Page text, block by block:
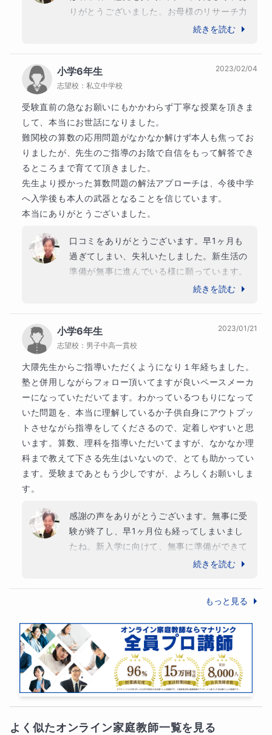
③テスト直し
④質問対応
また他にも、
りがとうございました。お母様のリサーチ力
に私が脱帽する面もあり、その想いが子供さ
す。今回の件を糧に試行錯誤していただき、
いつでも私の経験や知識をシェアさせていた
だければと思います。
引き続き、よろしくお願いいたします。
続きを読む
小学6年生
志望校： 私立中学校
2023/02/04
受験直前の急なお願いにもかかわらず丁寧な授業を頂きま
して、本当にお世話になりました。
難関校の算数の応用問題がなかなか解けず本人も焦ってお
りましたが、先生のご指導のお陰で自信をもって解答でき
るところまで育てて頂きました。
先生より授かった算数問題の解法アプローチは、今後中学
へ入学後も本人の武器となることを信じています。
本当にありがとうございました。
口コミをありがとうございます。早1ヶ月も
過ぎてしまい、失礼いたしました。新生活の
準備が無事に進んでいる様に願っています。
短い期間でしたが「なにがわからないのか」
いたり、1歩ずつ、確実に成長してくれまし
たね。受験終了後に見せてくれた「さらに成
長していきたい」という言葉が本当に嬉しく
ありました。今回の受験を通して得た貴重な
経験を活かして、今後の人生全体で、思考力
や論理力がさらに成長していく様に願ってお
ります。またいつでもご連絡くださいね。
引き続き、ご本人とご家族ご親類の皆様のご
多幸を願っております！
続きを読む
小学6年生
志望校： 男子中高一貫校
2023/01/21
大隈先生からご指導いただくようになり１年経ちました。
塾と併用しながらフォロー頂いてますが良いペースメーカ
ーになっていただいてます。わかっているつもりになって
いた問題を、本当に理解しているか子供自身にアウトプッ
トさせながら指導をしてくださるので、定着しやすいと思
います。算数、理科を指導いただいてますが、なかなか理
科まで教えて下さる先生はいないので、とても助かってい
ます。受験まであともう少しですが、よろしくお願いしま
す。
感謝の声をありがとうございます。無事に受
験が終了し、早1ヶ月位も経ってしまいまし
たね。新入学に向けて、無事に準備ができて
にの職業ですので、複雑な言葉ではあります
が、またいつでもご連絡をお待ちしておりま
す(お時間がある際にご近況の報告等はとて
も喜びます)。
まずは、自分が選び取った環境を楽しんで、
目一杯成長していってくれることを願ってお
ります。
引き続き、ご本人とご家族ご親類の皆様のご
続きを読む
もっと見る
よく似たオンライン家庭教師一覧を見る